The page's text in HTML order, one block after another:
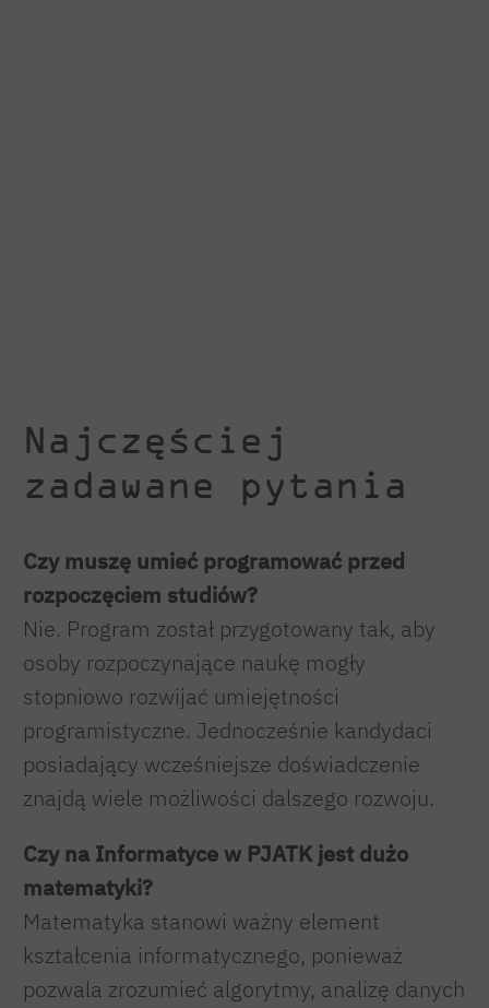
Najczęściej
zadawane pytania
Czy muszę umieć programować przed
rozpoczęciem studiów?
Nie. Program został przygotowany tak, aby
osoby rozpoczynające naukę mogły
stopniowo rozwijać umiejętności
programistyczne. Jednocześnie kandydaci
posiadający wcześniejsze doświadczenie
znajdą wiele możliwości dalszego rozwoju.
Czy na Informatyce w PJATK jest dużo
matematyki?
Matematyka stanowi ważny element
kształcenia informatycznego, ponieważ
pozwala zrozumieć algorytmy, analizę danych